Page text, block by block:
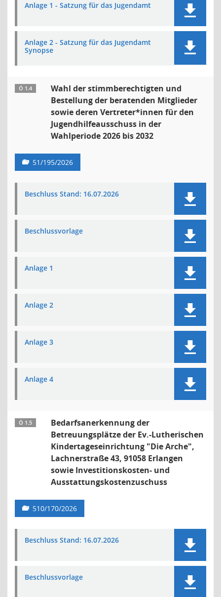
Anlage 1 - Satzung für das Jugendamt
Anlage 2 - Satzung für das Jugendamt
Synopse
Ö 1.4
Wahl der stimmberechtigten und
Bestellung der beratenden Mitglieder
sowie deren Vertreter*innen für den
Jugendhilfeausschuss in der
Wahlperiode 2026 bis 2032
51/195/2026
Beschluss Stand: 16.07.2026
Beschlussvorlage
Anlage 1
Anlage 2
Anlage 3
Anlage 4
Ö 1.5
Bedarfsanerkennung der
Betreuungsplätze der Ev.-Lutherischen
Kindertageseinrichtung "Die Arche",
Lachnerstraße 43, 91058 Erlangen
sowie Investitionskosten- und
Ausstattungskostenzuschuss
510/170/2026
Beschluss Stand: 16.07.2026
Beschlussvorlage